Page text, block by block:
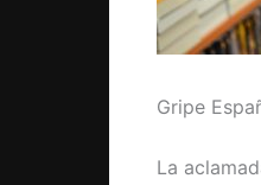
Gripe
La